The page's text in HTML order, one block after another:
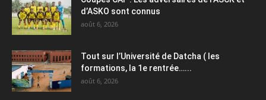
d’ASKO sont connus
août 6, 2026
Tout sur l’Université de Datcha ( les
formations, la 1e rentrée…...
août 6, 2026